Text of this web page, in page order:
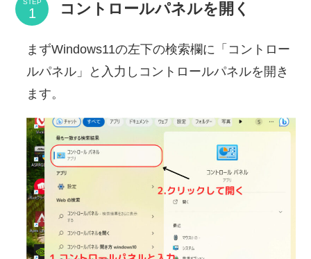
コントロールパネルを開く
まずWindows11の左下の検索欄に「コントロー
ルパネル」と入力しコントロールパネルを開き
ます。